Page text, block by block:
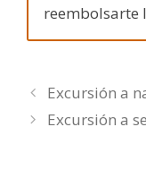
reembolsarte
Excursión a
Excursión a